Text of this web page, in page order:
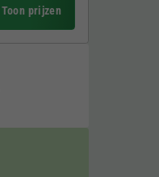
Toon prijzen